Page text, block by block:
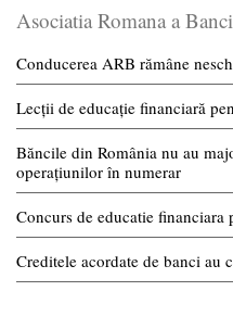
Asociatia Romana a
Conducerea ARB rămâne
Lecții de educație financiară
Băncile din România nu au
operațiunilor în numerar
Concurs de educatie
Creditele acordate de banci au